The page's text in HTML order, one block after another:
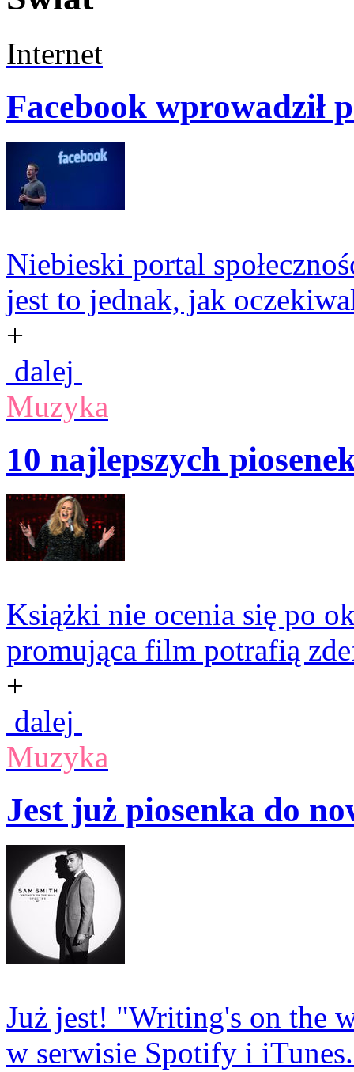
Internet
Facebook
Niebieski portal
jest to jednak, jak
+
dalej
Muzyka
10 najlepszych
Książki nie ocenia się po
promująca film potrafią
+
dalej
Muzyka
Jest już piosenka do
Już jest! "Writing's on the
w serwisie Spotify i